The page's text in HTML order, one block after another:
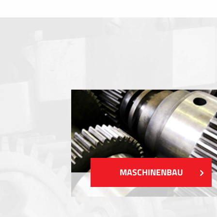
ZEIGEN MEHR
MASCHINENBAU